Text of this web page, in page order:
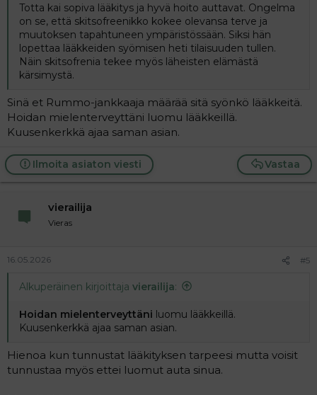
Totta kai sopiva lääkitys ja hyvä hoito auttavat. Ongelma
on se, että skitsofreenikko kokee olevansa terve ja
muutoksen tapahtuneen ympäristössään. Siksi hän
lopettaa lääkkeiden syömisen heti tilaisuuden tullen.
Näin skitsofrenia tekee myös läheisten elämästä
kärsimystä.
Sinä et Rummo-jankkaaja määrää sitä syönkö lääkkeitä.
Hoidan mielenterveyttäni luomu lääkkeillä.
Kuusenkerkkä ajaa saman asian.
Vastaa
Ilmoita asiaton viesti
vierailija
Vieras
16.05.2026 #5
Alkuperäinen kirjoittaja vierailija:
Hoidan mielenterveyttäni luomu lääkkeillä.
Kuusenkerkkä ajaa saman asian.
Hienoa kun tunnustat lääkityksen tarpeesi mutta voisit
tunnustaa myös ettei luomut auta sinua.